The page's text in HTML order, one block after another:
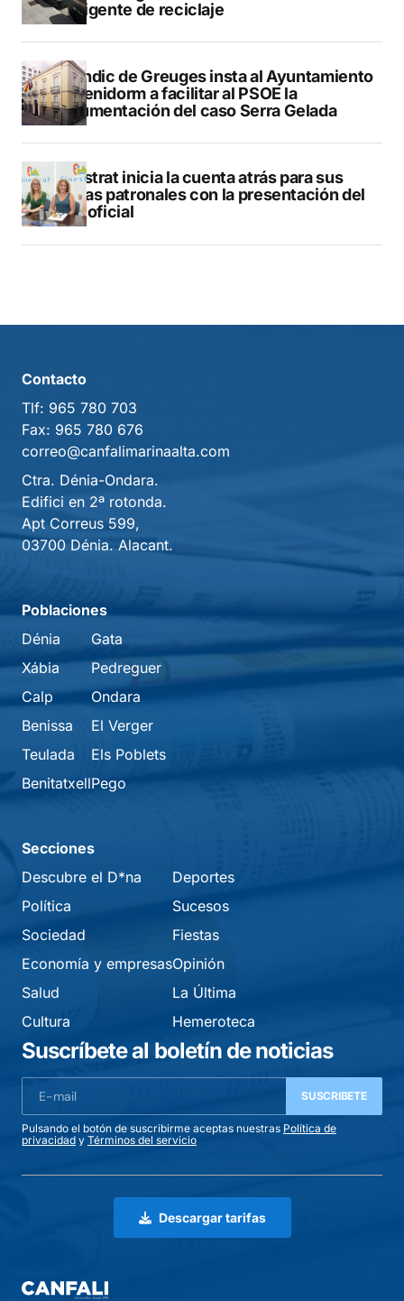
inteligente de reciclaje
El Síndic de Greuges insta al Ayuntamiento
de Benidorm a facilitar al PSOE la
documentación del caso Serra Gelada
Finestrat inicia la cuenta atrás para sus
fiestas patronales con la presentación del
libro oficial
Contacto
Tlf: 965 780 703
Fax: 965 780 676
correo@canfalimarinaalta.com
Ctra. Dénia-Ondara.
Edifici en 2ª rotonda.
Apt Correus 599,
03700 Dénia. Alacant.
Poblaciones
Dénia
Xábia
Calp
Benissa
Teulada
Benitatxell
Gata
Pedreguer
Ondara
El Verger
Els Poblets
Pego
Secciones
Descubre el D*na
Política
Sociedad
Economía y empresas
Salud
Cultura
Deportes
Sucesos
Fiestas
Opinión
La Última
Hemeroteca
Suscríbete al boletín de noticias
SUSCRIBETE
Pulsando el botón de suscribirme aceptas nuestras Política de
privacidad y Términos del servicio
Descargar tarifas